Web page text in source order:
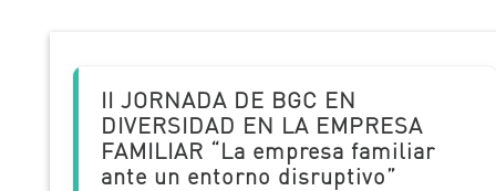
II JORNADA DE BGC EN
DIVERSIDAD EN LA EMPRESA
FAMILIAR “La empresa familiar
ante un entorno disruptivo”